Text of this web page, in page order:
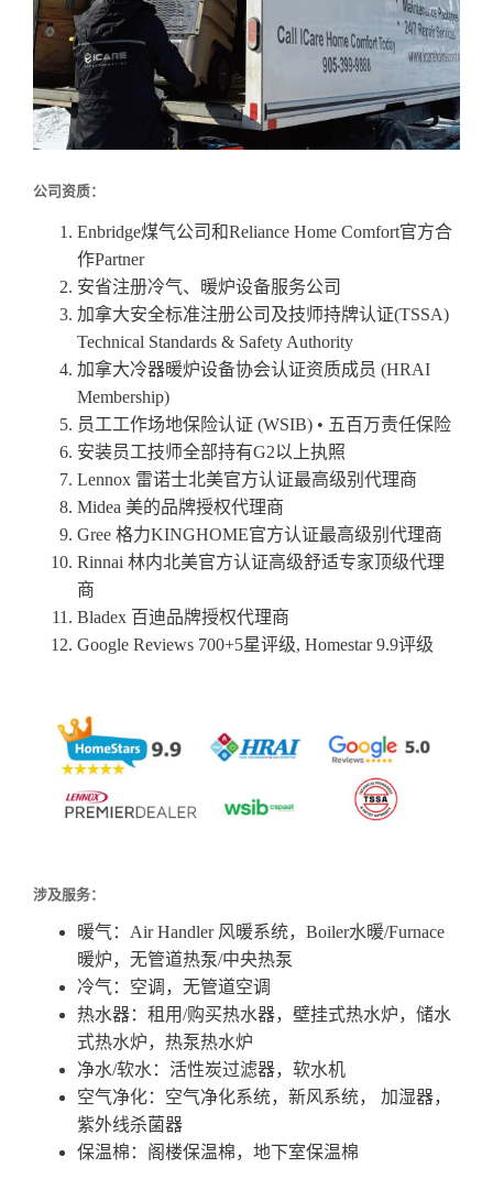
公司资质：
Enbridge煤气公司和Reliance Home Comfort官方合
作Partner
安省注册冷气、暖炉设备服务公司
加拿大安全标准注册公司及技师持牌认证(TSSA)
Technical Standards & Safety Authority
加拿大冷器暖炉设备协会认证资质成员 (HRAI
Membership)
员工工作场地保险认证 (WSIB) • 五百万责任保险
安装员工技师全部持有G2以上执照
Lennox 雷诺士北美官方认证最高级别代理商
Midea 美的品牌授权代理商
Gree 格力KINGHOME官方认证最高级别代理商
Rinnai 林内北美官方认证高级舒适专家顶级代理
商
Bladex 百迪品牌授权代理商
Google Reviews 700+5星评级, Homestar 9.9评级
涉及服务：
暖气：Air Handler 风暖系统，Boiler水暖/Furnace
暖炉，无管道热泵/中央热泵
冷气：空调，无管道空调
热水器：租用/购买热水器，壁挂式热水炉，储水
式热水炉，热泵热水炉
净水/软水：活性炭过滤器，软水机
空气净化：空气净化系统，新风系统， 加湿器，
紫外线杀菌器
保温棉：阁楼保温棉，地下室保温棉